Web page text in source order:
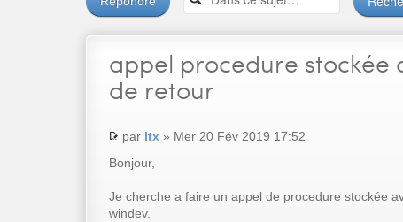
appel procedure
de retour
par ltx » Mer 20 Fév 2019 17:52
Bonjour,
Je cherche a faire un appel de procedure stockée
windev.